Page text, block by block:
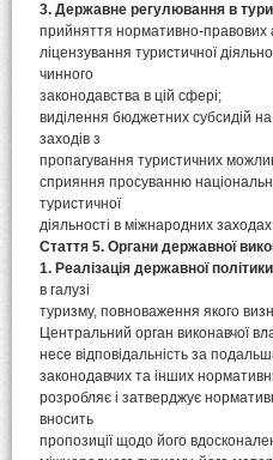
3. Державне регулювання в
прийняття нормативно-правових
ліцензування туристичної
чинного
законодавства в цій сфері;
виділення бюджетних субсидій
заходів з
пропагування туристичних
сприяння просуванню
туристичної
діяльності в міжнародних
Стаття 5. Органи державної
1. Реалізація державної
в галузі
туризму, повноваження якого
Центральний орган виконавчої
несе відповідальність за
законодавчих та інших
розробляє і затверджує
вносить
пропозиції щодо його